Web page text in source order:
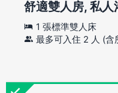
舒適雙人房, 私人
1 張標準雙人床
最多可入住 2 人 (含